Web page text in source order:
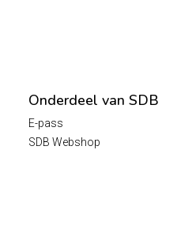
Onderdeel van SDB
E-pass
SDB Webshop